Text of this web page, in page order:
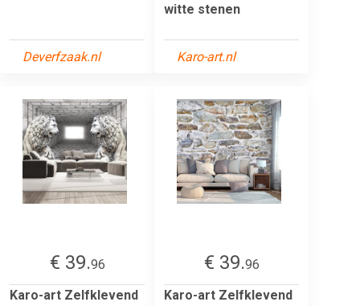
Deverfzaak.nl
witte stenen
Karo-art.nl
€ 39.96
Karo-art Zelfklevend
€ 39.96
Karo-art Zelfklevend